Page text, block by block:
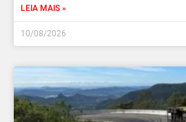
LEIA MAIS »
10/08/2026